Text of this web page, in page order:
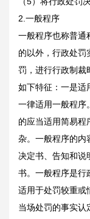
2.一般程序
一般程序也称普通
的以外，行政处罚
罚，进行行政制裁
如下特征：一是适
一律适用一般程序
的应当适用简易程
杂。一般程序的内
决定书、告知和说
书。一般程序是行
适用于处罚较重或
当场处罚的事实认